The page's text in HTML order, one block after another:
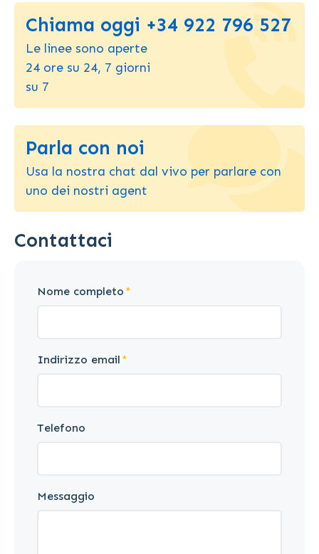
Chiama oggi +34 922 796 527
Le linee sono aperte
24 ore su 24, 7 giorni
su 7
Parla con noi
Usa la nostra chat dal vivo per parlare con
uno dei nostri agent
Contattaci
Nome completo
Indirizzo email
Telefono
Messaggio